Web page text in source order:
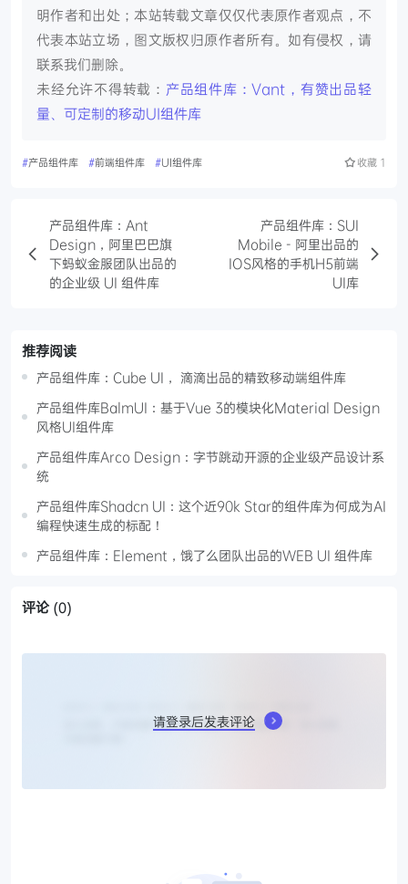
明作者和出处；本站转载文章仅仅代表原作者观点，不
代表本站立场，图文版权归原作者所有。如有侵权，请
联系我们删除。
未经允许不得转载： 产品组件库：Vant，有赞出品轻
量、可定制的移动UI组件库
#产品组件库 #前端组件库 #UI组件库 收藏 1
产品组件库：Ant
Design，阿里巴巴旗
下蚂蚁金服团队出品的
的企业级 UI 组件库
产品组件库：SUI
Mobile - 阿里出品的
IOS风格的手机H5前端
UI库
推荐阅读
产品组件库：Cube UI， 滴滴出品的精致移动端组件库
产品组件库BalmUI：基于Vue 3的模块化Material Design
风格UI组件库
产品组件库Arco Design：字节跳动开源的企业级产品设计系
统
产品组件库Shadcn UI：这个近90k Star的组件库为何成为AI
编程快速生成的标配！
产品组件库：Element，饿了么团队出品的WEB UI 组件库
评论 (0)
请登录后发表评论